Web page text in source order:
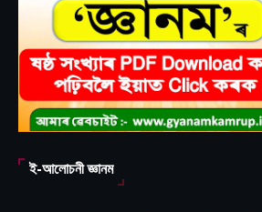
ই-আলোচনী জ্ঞানম